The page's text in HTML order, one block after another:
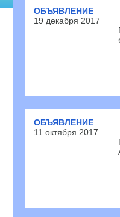
ОБЪЯВЛЕНИЕ
19 декабря 2017
ОБЪЯВЛЕНИЕ
11 октября 2017